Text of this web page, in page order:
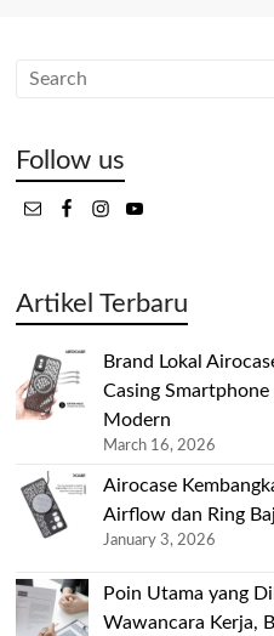
Follow us
Artikel Terbaru
Brand Lokal
Casing
Modern
March 16, 2026
Airocase
Airflow dan Ring
January 3, 2026
Poin Utama yang
Wawancara Kerja,